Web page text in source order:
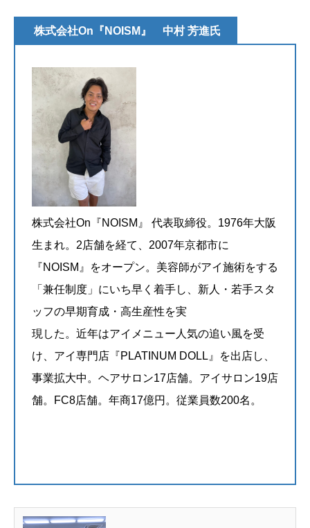
株式会社On『NOISM』 中村 芳進氏
株式会社On『NOISM』 代表取締役。1976年大阪
生まれ。2店舗を経て、2007年京都市に
『NOISM』をオープン。美容師がアイ施術をする
「兼任制度」にいち早く着手し、新人・若手スタ
ッフの早期育成・高生産性を実
現した。近年はアイメニュー人気の追い風を受
け、アイ専門店『PLATINUM DOLL』を出店し、
事業拡大中。ヘアサロン17店舗。アイサロン19店
舗。FC8店舗。年商17億円。従業員数200名。